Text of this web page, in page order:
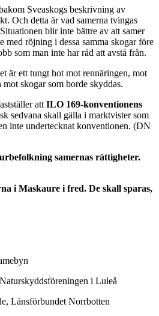
Sveaskogs beskrivning av
Och detta är vad samerna tvingas
blir inte bättre av att samer
med röjning i dessa samma skogar före
som man inte har råd att avstå från.
är ett tungt hot mot rennäringen, mot
mot skogar som borde skyddas.
att ILO 169-konventionens
sedvana skall gälla i marktvister som
inte undertecknat konventionen. (DN
samernas rättigheter.
i Maskaure i fred. De skall sparas,
i Luleå
Länsförbundet Norrbotten